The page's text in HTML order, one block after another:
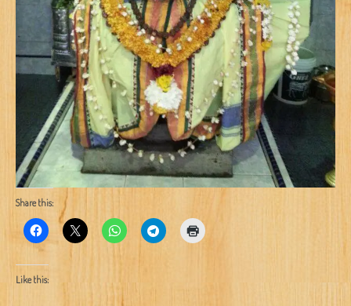
Share this:
Like this: